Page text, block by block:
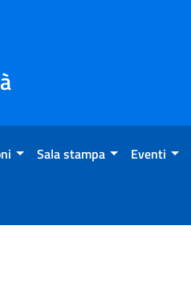
Sala stampa Eventi